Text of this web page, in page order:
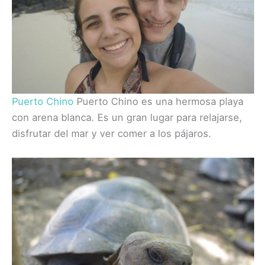
Puerto Chino Puerto Chino es una hermosa playa
con arena blanca. Es un gran lugar para relajarse,
disfrutar del mar y ver comer a los pájaros.